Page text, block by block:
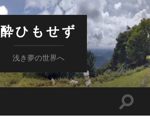
酔ひもせず
浅き夢の世界へ
検